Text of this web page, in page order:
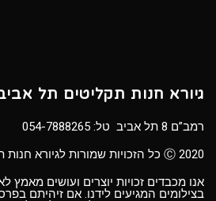
גיורא חנות תקליטים תל
רמב”ם 8 תל אביב טל:
054-7888265
Ⓒ 2020 כל הזכויות שמורות לגיורא חנות תקליטים
אנו מכבדים זכויות יוצרים ועושים מאמץ
בצילומים המגיעים לידנו. אם זיהיתם